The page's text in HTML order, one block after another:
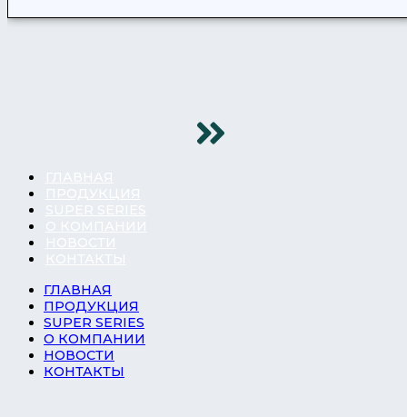
ГЛАВНАЯ
ПРОДУКЦИЯ
SUPER SERIES
О КОМПАНИИ
НОВОСТИ
КОНТАКТЫ